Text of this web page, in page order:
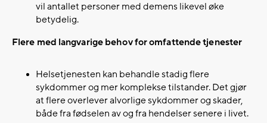
vil antallet personer med demens likevel øke
betydelig.​
Flere med langvarige behov for omfattende tjenester
Helsetjenesten kan behandle stadig flere
sykdommer og mer komplekse tilstander. Det gjør
at flere overlever alvorlige sykdommer og skader,
både fra fødselen av og fra hendelser senere i livet.​